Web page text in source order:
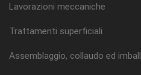
Lavorazioni meccaniche
Trattamenti superficiali
Assemblaggio, collaudo ed